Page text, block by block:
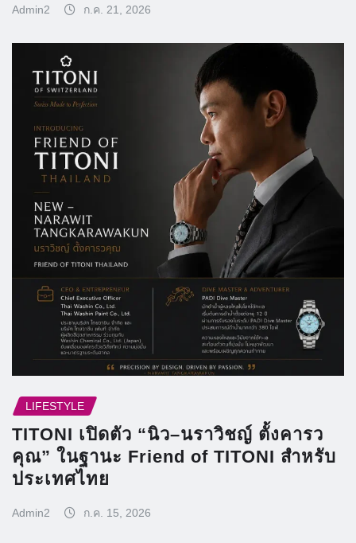
Admin2 ก.ค. 21, 2026
LIFESTYLE
TITONI เปิดตัว “นิว–นราวิชญ์ ตั้งคารว
คุณ” ในฐานะ Friend of TITONI สำหรับ
ประเทศไทย
Admin2 ก.ค. 15, 2026